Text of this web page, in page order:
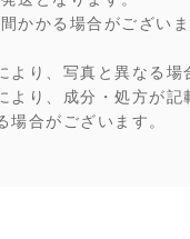
かかる場合がござい
り、写真と異なる場
り、成分・処方が記
合がございます。